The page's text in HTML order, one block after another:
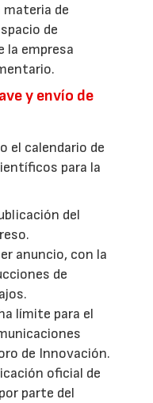
de
de
la empresa
y envío de
el calendario de
para la
del
anuncio, con la
de
límite para el
de Innovación.
oficial de
parte del